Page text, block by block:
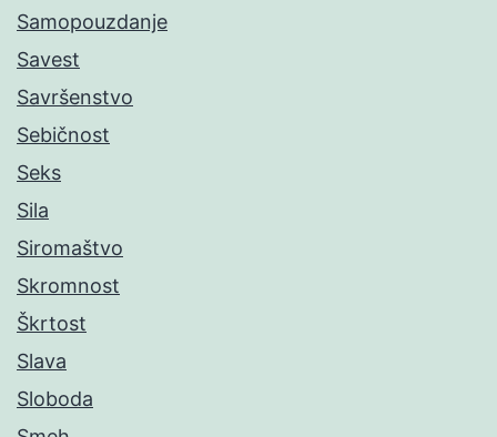
Samopouzdanje
Savest
Savršenstvo
Sebičnost
Seks
Sila
Siromaštvo
Skromnost
Škrtost
Slava
Sloboda